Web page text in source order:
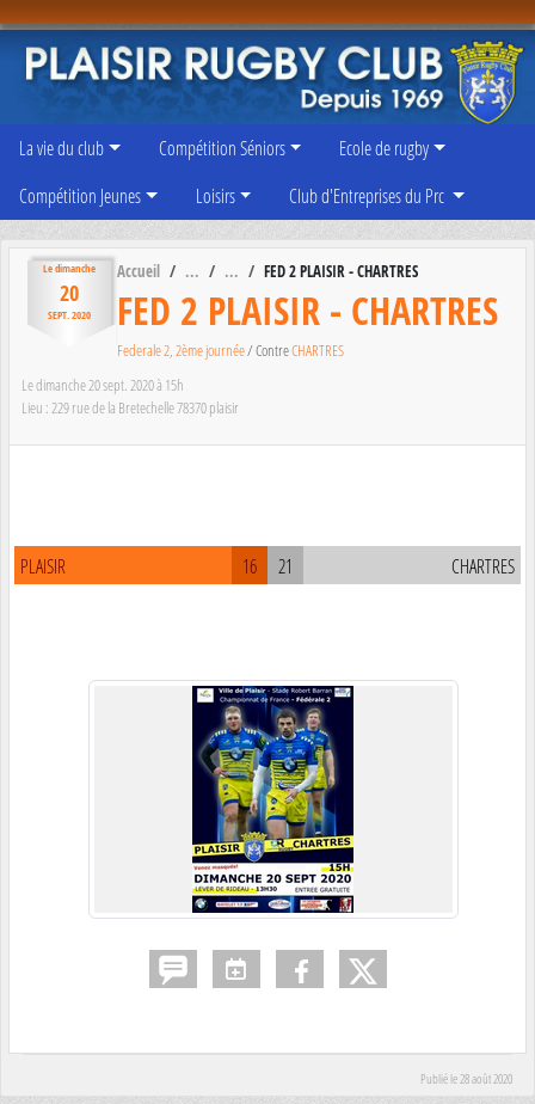
La vie du club Compétition Séniors
Ecole de rugby
Compétition Jeunes
Loisirs Club d'Entreprises du Prc
Ledimanche
20
SEPT.2020
Accueil FED 2 PLAISIR - CHARTRES
FED 2 PLAISIR - CHARTRES
Federale 2, 2ème journée/ ContreCHARTRES
Ledimanche20sept. 2020à 15h
Lieu : 229 rue de la Bretechelle78370plaisir
PLAISIR 16 21 CHARTRES
Publié le28 août 2020
Panneau de gestion des cookies